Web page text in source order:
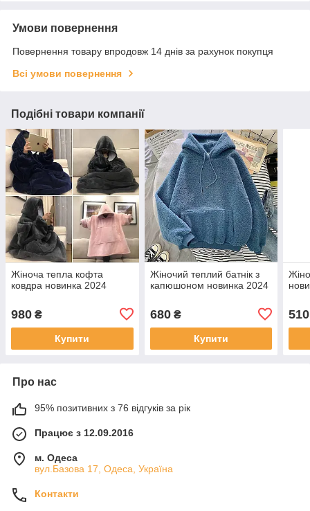
Умови повернення
Повернення товару впродовж 14 днів за рахунок покупця
Всі умови повернення
Подібні товари компанії
Жіноча тепла кофта
ковдра новинка 2024
980 ₴
Купити
Жіночий теплий батнік з
капюшоном новинка 2024
680₴
Купити
510
Про нас
95% позитивних з 76 відгуків за рік
Працює з 12.09.2016
м. Одеса
вул.Базова 17, Одеса, Україна
Контакти